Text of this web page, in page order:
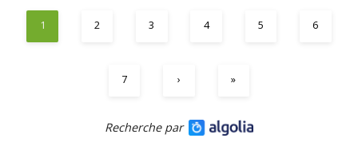
1 2 3 4 5 6
7 › »
Recherche par